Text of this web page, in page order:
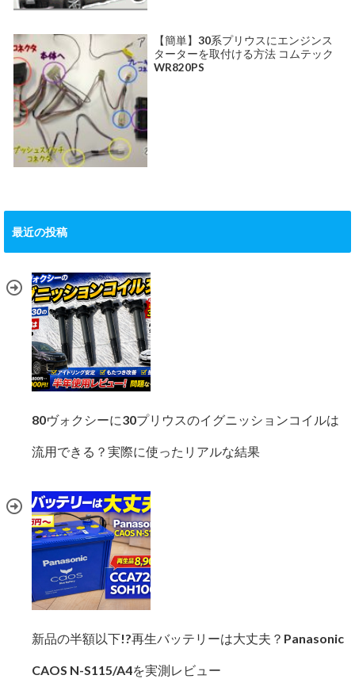
【簡単】30系プリウスにエンジンス
ターターを取付ける方法 コムテック
WR820PS
最近の投稿
80ヴォクシーに30プリウスのイグニッションコイルは
流用できる？実際に使ったリアルな結果
新品の半額以下!?再生バッテリーは大丈夫？Panasonic
CAOS N-S115/A4を実測レビュー